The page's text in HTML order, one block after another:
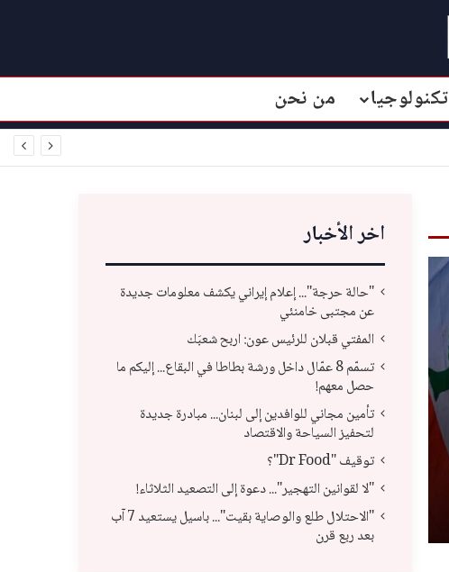
تكنولوجيا من نحن
توقيف "Dr Food"؟
اخر الأخبار
"حالة حرجة"... إعلام إيراني يكشف معلومات جديدة
عن مجتبى خامنئي
المفتي قبلان للرئيس عون: اربح شعبَك
تسمّم 8 عمّال داخل ورشة بطاطا في البقاع... إليكم ما
حصل معهم!
تأمين مجاني للوافدين إلى لبنان... مبادرة جديدة
لتحفيز السياحة والاقتصاد
توقيف "Dr Food"؟
"لا لقوانين التهجير"... دعوة إلى التصعيد الثلاثاء!
"الاحتلال طلع والوصاية بقيت"... باسيل يستعيد 7 آب
بعد ربع قرن